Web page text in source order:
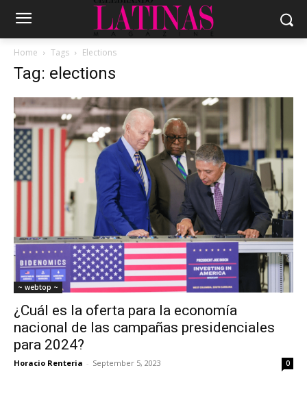
Home Tags Elections
Tag: elections
~ webtop ~
¿Cuál es la oferta para la economía
nacional de las campañas presidenciales
para 2024?
Horacio Renteria - September 5, 2023 0